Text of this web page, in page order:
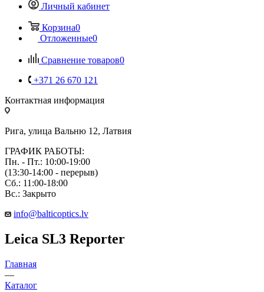
Личный кабинет
Корзина0
Отложенные0
Сравнение товаров0
+371 26 670 121
Контактная информация
Рига, улица Вальню 12, Латвия
ГРАФИК РАБОТЫ:
Пн. - Пт.: 10:00-19:00
(13:30-14:00 - перерыв)
Сб.: 11:00-18:00
Вс.: Закрыто
info@balticoptics.lv
Leica SL3 Reporter
Главная
—
Каталог